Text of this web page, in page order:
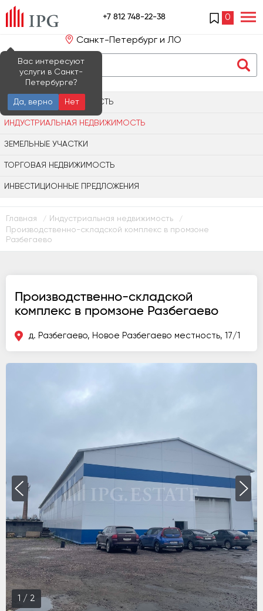
+7 812 748-22-38 0
Санкт-Петербург и ЛО
Вас интересуют
услуги в Санкт-
Петербурге?
Да, верно Нет
ОФИСНАЯ НЕДВИЖИМОСТЬ
ИНДУСТРИАЛЬНАЯ НЕДВИЖИМОСТЬ
ЗЕМЕЛЬНЫЕ УЧАСТКИ
ТОРГОВАЯ НЕДВИЖИМОСТЬ
ИНВЕСТИЦИОННЫЕ ПРЕДЛОЖЕНИЯ
Главная / Индустриальная недвижимость /
Производственно-складской комплекс в промзоне
Разбегаево
Производственно-складской
комплекс в промзоне Разбегаево
д. Разбегаево, Новое Разбегаево местность, 17/1
1 / 2